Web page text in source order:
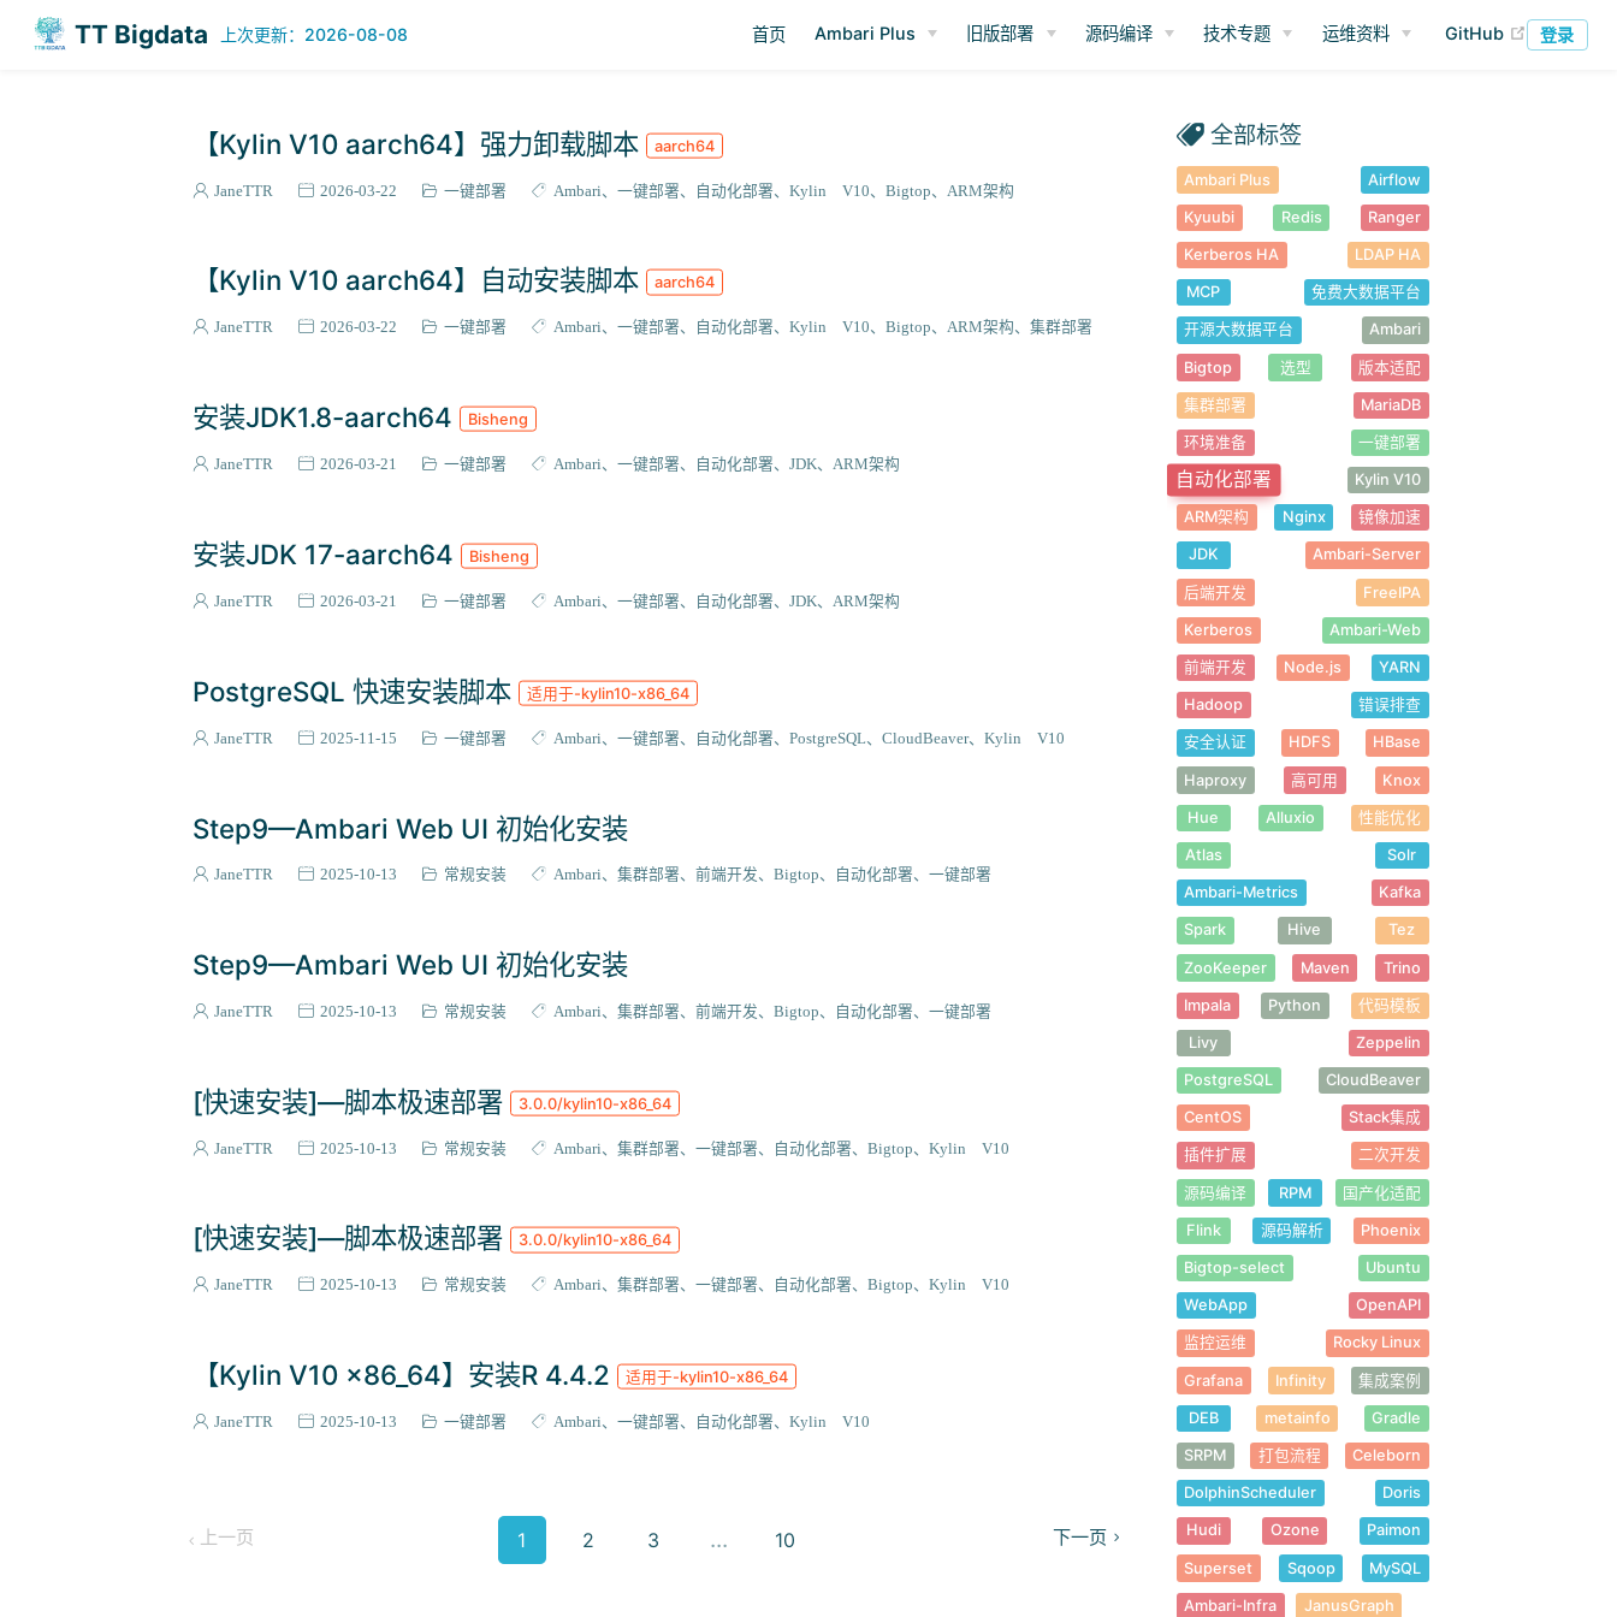
TT Bigdata 上次更新：2026-08-08 首页 Ambari Plus 旧版部署 源码编译 技术专题 运维资料 GitHub (opens
登录
【Kylin V10 aarch64】强力卸载脚本 aarch64
JaneTTR 2026-03-22 一键部署 Ambari 一键部署 自动化部署 Kylin V10 Bigtop ARM架构
【Kylin V10 aarch64】自动安装脚本 aarch64
JaneTTR 2026-03-22 一键部署 Ambari 一键部署 自动化部署 Kylin V10 Bigtop ARM架构 集群部署
安装JDK1.8-aarch64 Bisheng
JaneTTR 2026-03-21 一键部署 Ambari 一键部署 自动化部署 JDK ARM架构
安装JDK 17-aarch64 Bisheng
JaneTTR 2026-03-21 一键部署 Ambari 一键部署 自动化部署 JDK ARM架构
PostgreSQL 快速安装脚本 适用于-kylin10-x86_64
JaneTTR 2025-11-15 一键部署 Ambari 一键部署 自动化部署 PostgreSQL CloudBeaver Kylin V10
Step9—Ambari Web UI 初始化安装
JaneTTR 2025-10-13 常规安装 Ambari 集群部署 前端开发 Bigtop 自动化部署 一键部署
Step9—Ambari Web UI 初始化安装
JaneTTR 2025-10-13 常规安装 Ambari 集群部署 前端开发 Bigtop 自动化部署 一键部署
[快速安装]—脚本极速部署 3.0.0/kylin10-x86_64
JaneTTR 2025-10-13 常规安装 Ambari 集群部署 一键部署 自动化部署 Bigtop Kylin V10
[快速安装]—脚本极速部署 3.0.0/kylin10-x86_64
JaneTTR 2025-10-13 常规安装 Ambari 集群部署 一键部署 自动化部署 Bigtop Kylin V10
【Kylin V10 x86_64】安装R 4.4.2 适用于-kylin10-x86_64
JaneTTR 2025-10-13 一键部署 Ambari 一键部署 自动化部署 Kylin V10
上一页 1 2 3 10 下一页
全部标签
Ambari Plus Airflow
Kyuubi Redis Ranger
Kerberos HA LDAP HA
MCP 免费大数据平台
开源大数据平台 Ambari
Bigtop 选型 版本适配
集群部署 MariaDB
环境准备 一键部署
自动化部署 Kylin V10
ARM架构 Nginx 镜像加速
JDK Ambari-Server
后端开发 FreeIPA
Kerberos Ambari-Web
前端开发 Node.js YARN
Hadoop 错误排查
安全认证 HDFS HBase
Haproxy 高可用 Knox
Hue Alluxio 性能优化
Atlas Solr
Ambari-Metrics Kafka
Spark Hive Tez
ZooKeeper Maven Trino
Impala Python 代码模板
Livy Zeppelin
PostgreSQL CloudBeaver
CentOS Stack集成
插件扩展 二次开发
源码编译 RPM 国产化适配
Flink 源码解析 Phoenix
Bigtop-select Ubuntu
WebApp OpenAPI
监控运维 Rocky Linux
Grafana Infinity 集成案例
DEB metainfo Gradle
SRPM 打包流程 Celeborn
DolphinScheduler Doris
Hudi Ozone Paimon
Superset Sqoop MySQL
Ambari-Infra JanusGraph